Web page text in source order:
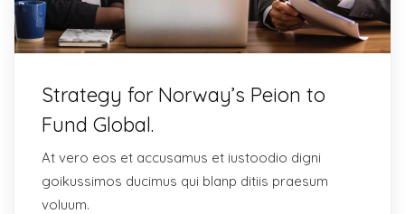
Strategy for Norway’s Peion to
Fund Global.
At vero eos et accusamus et iustoodio digni
goikussimos ducimus qui blanp ditiis praesum
voluum.